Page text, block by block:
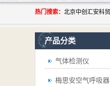
热门搜索：
产品分类
气体检测仪
梅思安空气呼吸器